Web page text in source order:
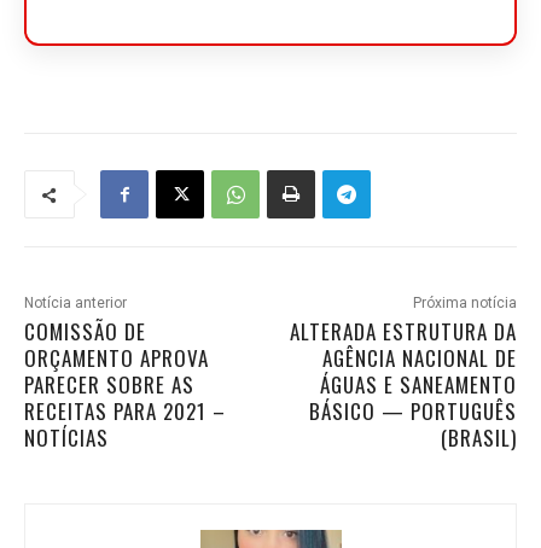
Notícia anterior
COMISSÃO DE
ORÇAMENTO APROVA
PARECER SOBRE AS
RECEITAS PARA 2021 –
NOTÍCIAS
Próxima notícia
ALTERADA ESTRUTURA DA
AGÊNCIA NACIONAL DE
ÁGUAS E SANEAMENTO
BÁSICO — PORTUGUÊS
(BRASIL)